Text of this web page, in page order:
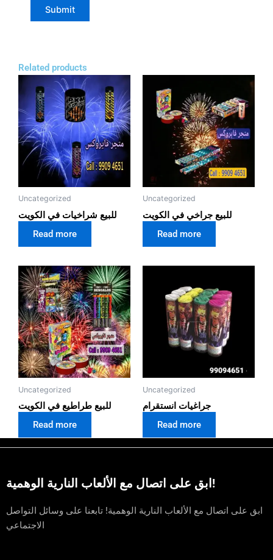
Related products
Uncategorized
للبيع شراخيات في الكويت
Read more
Uncategorized
للبيع جراخي في الكويت
Read more
Uncategorized
للبيع طراطيع في الكويت
Read more
Uncategorized
جراغيات انستقرام
Read more
ابق على اتصال مع الألعاب النارية الوهمية!
ابق على اتصال مع الألعاب النارية الوهمية! تابعنا على وسائل التواصل
الاجتماعي